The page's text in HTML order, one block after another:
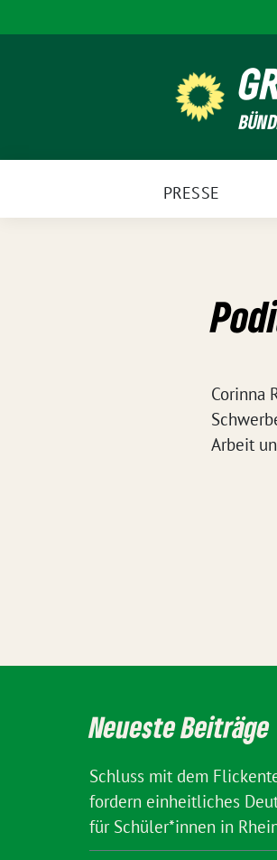
zum
PRESSE
Corinna
Arbeit
Neueste Beiträge
Schluss mit dem
fordern einheitliches
für Schüler*innen in